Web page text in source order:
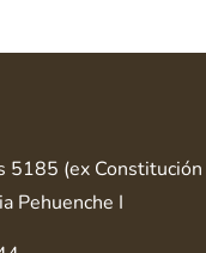
5185 (ex Constitución
Pehuenche I